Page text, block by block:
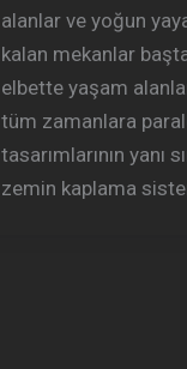
alanlar ve yoğun
kalan mekanlar
elbette yaşam
tüm zamanlara
tasarımlarının yanı
zemin kaplama